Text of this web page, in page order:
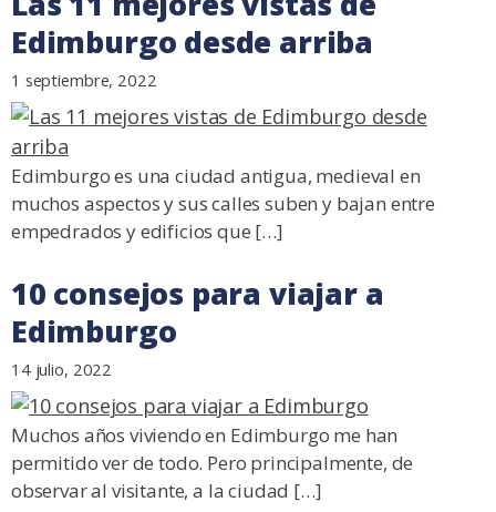
Edimburgo desde arriba
1 septiembre, 2022
Edimburgo es una ciudad antigua, medieval en
muchos aspectos y sus calles suben y bajan entre
empedrados y edificios que […]
10 consejos para viajar a
Edimburgo
14 julio, 2022
Muchos años viviendo en Edimburgo me han
permitido ver de todo. Pero principalmente, de
observar al visitante, a la ciudad […]